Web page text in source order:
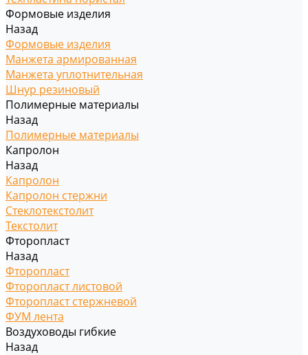
Формовые изделия
Назад
Формовые изделия
Манжета армированная
Манжета уплотнительная
Шнур резиновый
Полимерные материалы
Назад
Полимерные материалы
Капролон
Назад
Капролон
Капролон стержни
Стеклотекстолит
Текстолит
Фторопласт
Назад
Фторопласт
Фторопласт листовой
Фторопласт стержневой
ФУМ лента
Воздуховоды гибкие
Назад